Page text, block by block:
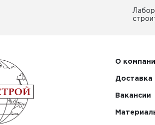
О
Доставка
Вакансии